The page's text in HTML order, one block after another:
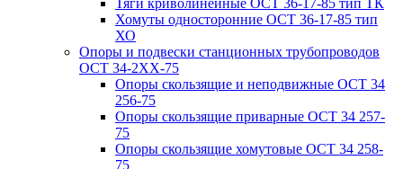
Тяги криволинейные ОСТ 36-17-85 тип ТК
Хомуты односторонние ОСТ 36-17-85 тип
ХО
Опоры и подвески станционных трубопроводов
ОСТ 34-2XX-75
Опоры скользящие и неподвижные ОСТ 34
256-75
Опоры скользящие приварные ОСТ 34 257-
75
Опоры скользящие хомутовые ОСТ 34 258-
75